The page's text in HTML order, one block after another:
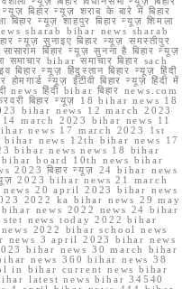
न्यूज़ बिहार न्यूज़ शराब के बारे में बिहार
बिहार न्यूज़ शाहपुर बिहार न्यूज़ शिमला
sharab bihar news sharab
न्यूज़ सुनाइए बिहार न्यूज़ समस्तीपुर
बिहार न्यूज़ सुनना है बिहार न्यूज़
समाचार bihar समाचार बिहार sach
बिहार न्यूज़ हिंदुस्तान बिहार न्यूज़ हिंदी
होमगार्ड न्यूज़ ईटीवी बिहार न्यूज़ हिंदी में
news हिंदी bihar बिहार news.com
बिहार न्यूज़ 18 bihar news 18
bihar news 12 march 2023
march 2023 bihar news 11
news 17 march 2023 1st
news 12th bihar news 17
bihar news news 18 bihar
board 10th news bihar
2023 बिहार न्यूज़ 24 bihar news
न्यूज़ 2023 bihar news 21 march
20 april 2023 bihar news
2022 ka bihar news 29 may
news 2022 news 24 bihar
news today 2022 bihar
2022 bihar school news
news 3 april 2023 bihar news
bihar news 30 march bihar
news 360 bihar news 38
in bihar current news bihar
latest news bihar 34540